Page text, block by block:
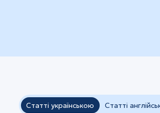
Статті українською Статті